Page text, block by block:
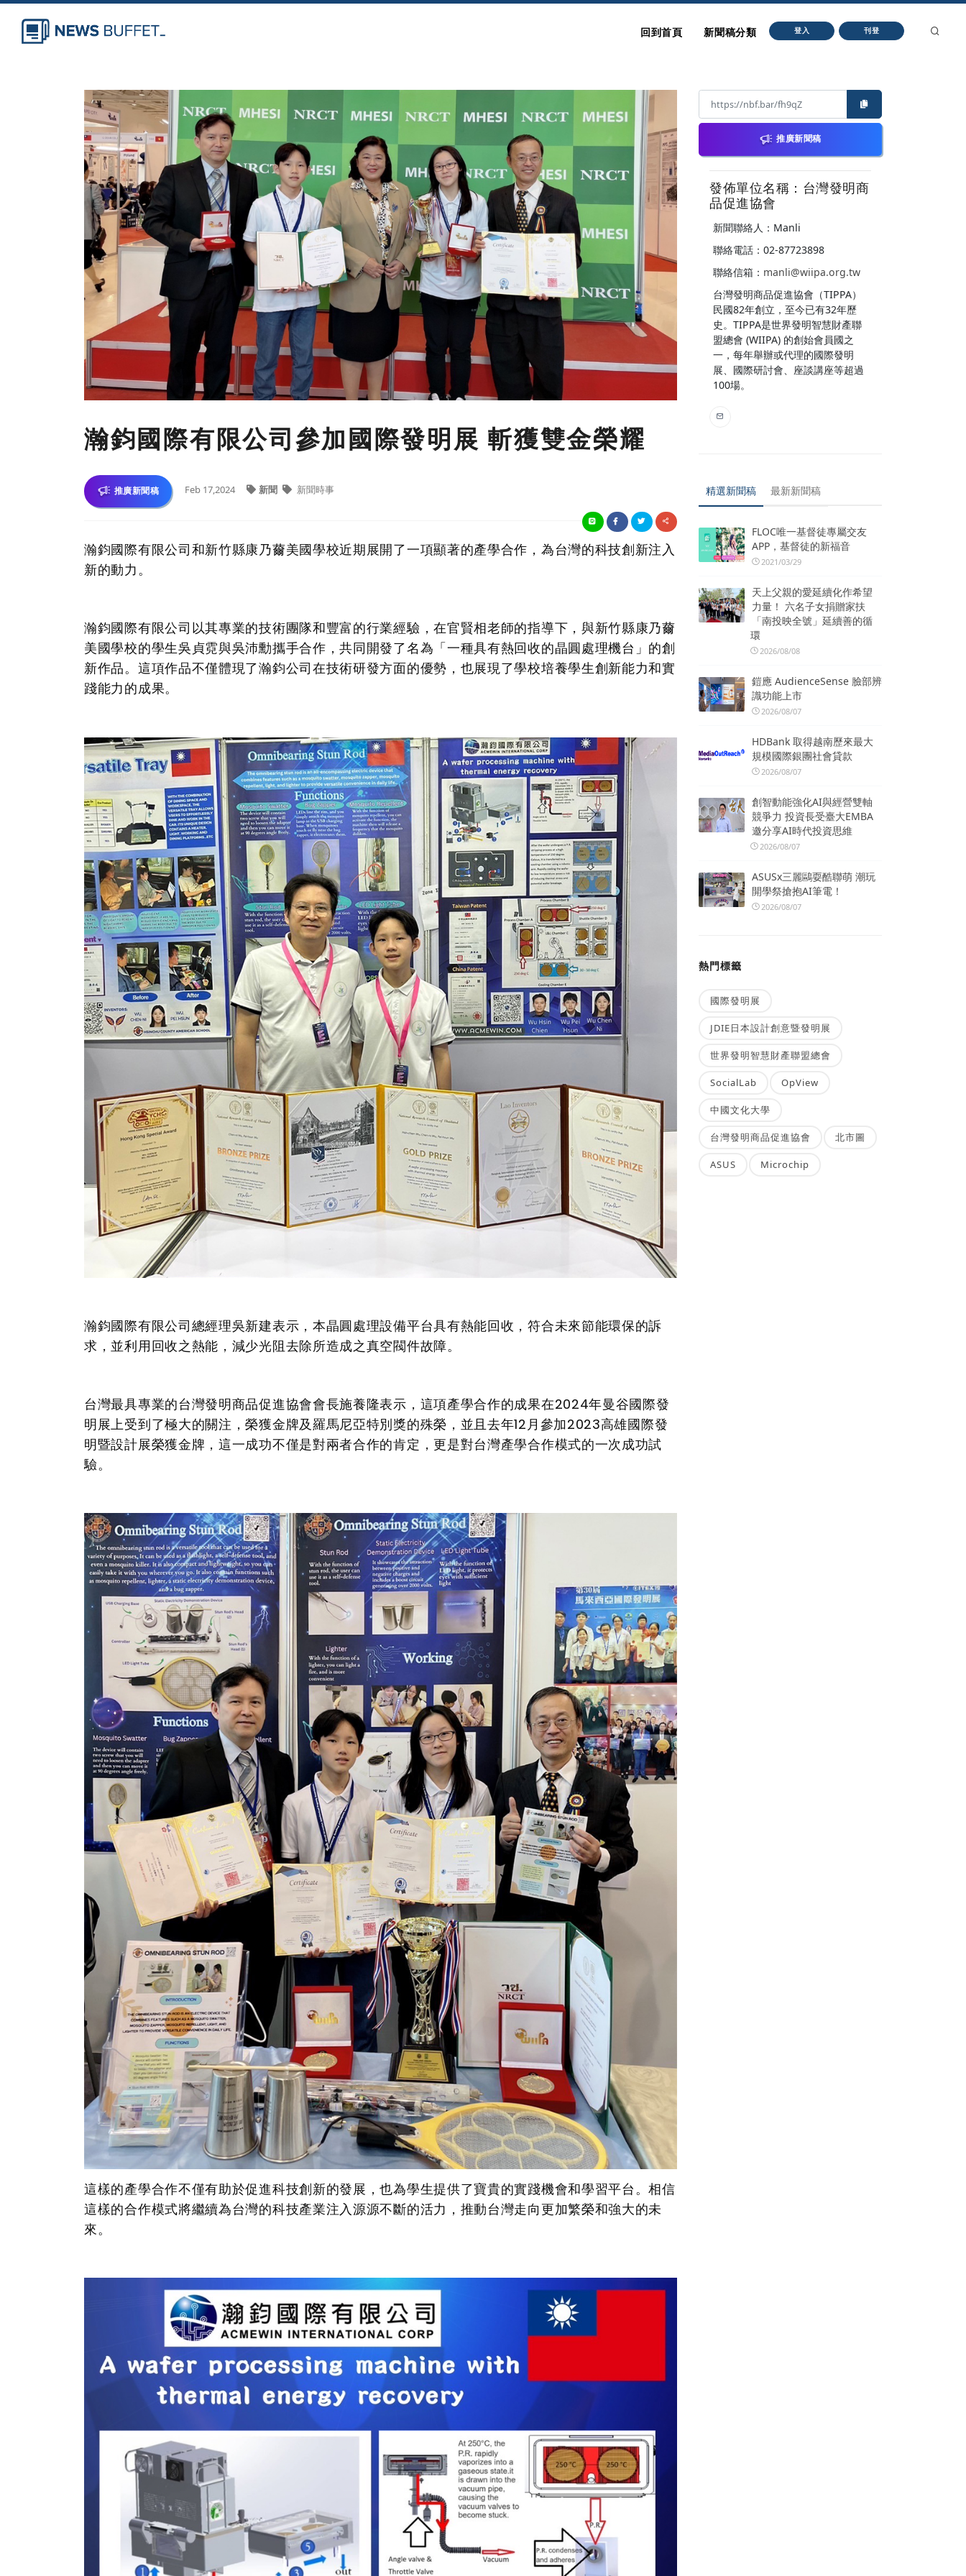
回到首頁 新聞稿分類 登入 刊登
瀚鈞國際有限公司參加國際發明展 斬獲雙金榮耀
推廣新聞稿 Feb 17,2024 新聞 新聞時事
瀚鈞國際有限公司和新竹縣康乃薾美國學校近期展開了一項顯著的產學合作，為台灣的科技創新注入
新的動力。
瀚鈞國際有限公司以其專業的技術團隊和豐富的行業經驗，在官賢相老師的指導下，與新竹縣康乃薾
美國學校的學生吳貞霓與吳沛勳攜手合作，共同開發了名為「一種具有熱回收的晶圓處理機台」的創
新作品。這項作品不僅體現了瀚鈞公司在技術研發方面的優勢，也展現了學校培養學生創新能力和實
踐能力的成果。
瀚鈞國際有限公司總經理吳新建表示 ， 本晶圓處理設備平台具有熱能回收，符合未來節能環保的訴
求，並利用回收之熱能，減少光阻去除所造成之真空閥件故障。
台灣最具專業的台灣發明商品促進協會會長施養隆表示，這項產學合作的成果在2024年曼谷國際發
明展上受到了極大的關注，榮獲金牌及羅馬尼亞特別獎的殊榮，並且去年12月 參加2023高雄國際發
明暨設計展榮獲金牌 ，這一成功不僅是對兩者合作的肯定，更是對台灣產學合作模式的一次成功試
驗。
這樣的產學合作不僅有助於促進科技創新的發展，也為學生提供了寶貴的實踐機會和學習平台。相信
這樣的合作模式將繼續為台灣的科技產業注入源源不斷的活力，推動台灣走向更加繁榮和強大的未
來。
推廣新聞稿
發佈單位名稱：台灣發明商
品促進協會
新聞聯絡人：Manli
聯絡電話：02-87723898
聯絡信箱： manli@wiipa.org.tw
台灣發明商品促進協會（TIPPA）
民國82年創立，至今已有32年歷
史。TIPPA是世界發明智慧財產聯
盟總會 (WIIPA) 的創始會員國之
一，每年舉辦或代理的國際發明
展、國際研討會、座談講座等超過
100場。
精選新聞稿 最新新聞稿
FLOC唯一基督徒專屬交友
APP，基督徒的新福音
2021/03/29
天上父親的愛延續化作希望
力量！ 六名子女捐贈家扶
「南投映全號」延續善的循
環
2026/08/08
鎧應 AudienceSense 臉部辨
識功能上市
2026/08/07
HDBank 取得越南歷來最大
規模國際銀團社會貸款
2026/08/07
創智動能強化AI與經營雙軸
競爭力 投資長受臺大EMBA
邀分享AI時代投資思維
2026/08/07
ASUSx三麗鷗耍酷聯萌 潮玩
開學祭搶抱AI筆電！
2026/08/07
熱門標籤
國際發明展
JDIE日本設計創意暨發明展
世界發明智慧財產聯盟總會
SocialLab OpView
中國文化大學
台灣發明商品促進協會 北市圖
ASUS Microchip